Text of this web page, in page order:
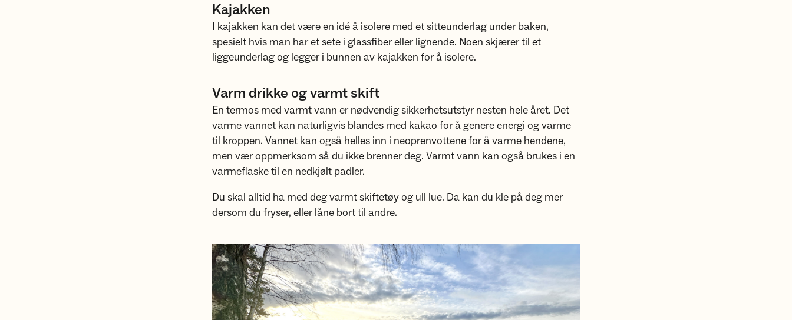
Kajakken
I kajakken kan det være en idé å isolere med et sitteunderlag under baken,
spesielt hvis man har et sete i glassfiber eller lignende. Noen skjærer til et
liggeunderlag og legger i bunnen av kajakken for å isolere.
Varm drikke og varmt skift
En termos med varmt vann er nødvendig sikkerhetsutstyr nesten hele året. Det
varme vannet kan naturligvis blandes med kakao for å genere energi og varme
til kroppen. Vannet kan også helles inn i neoprenvottene for å varme hendene,
men vær oppmerksom så du ikke brenner deg. Varmt vann kan også brukes i en
varmeflaske til en nedkjølt padler.
Du skal alltid ha med deg varmt skiftetøy og ull lue. Da kan du kle på deg mer
dersom du fryser, eller låne bort til andre.